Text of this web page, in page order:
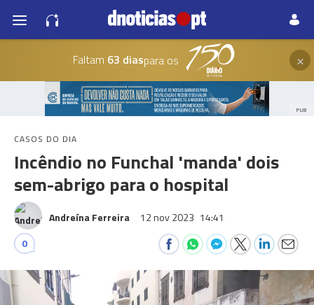
Faltam 63 diaspara os ×
PUB
CASOS DO DIA
Incêndio no Funchal 'manda' dois
sem-abrigo para o hospital
Andreína Ferreira 12 nov 2023 14:41
0